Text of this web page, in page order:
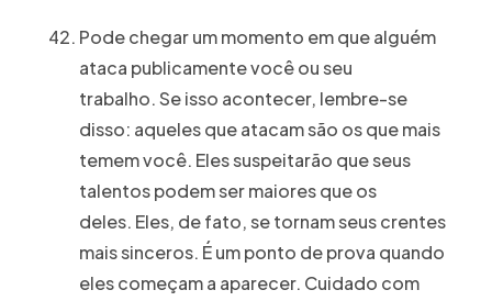
Pode chegar um momento em que alguém
ataca publicamente você ou seu
trabalho. Se isso acontecer, lembre-se
disso: aqueles que atacam são os que mais
temem você. Eles suspeitarão que seus
talentos podem ser maiores que os
deles. Eles, de fato, se tornam seus crentes
mais sinceros. É um ponto de prova quando
eles começam a aparecer. Cuidado com